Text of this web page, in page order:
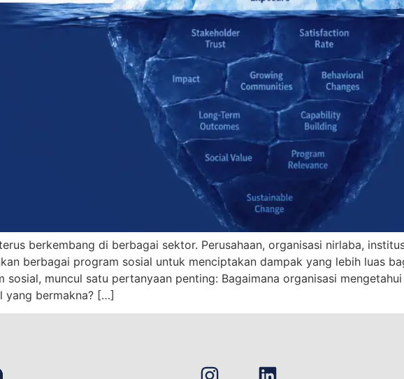
berkembang di berbagai sektor. Perusahaan, organisasi nirlaba,
berbagai program sosial untuk menciptakan dampak yang lebih luas
sosial, muncul satu pertanyaan penting: Bagaimana organisasi
yang bermakna? […]